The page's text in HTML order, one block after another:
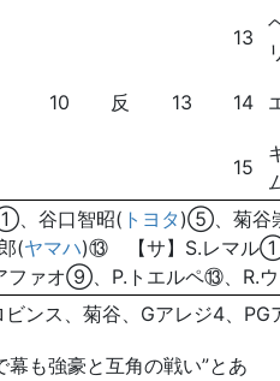
13
10 反 13 14
15
、谷口智昭( トヨタ)⑤、菊谷
(ヤマハ)⑬ 【サ】S.レマル①
ァオ⑨、P.トエルペ⑬、R.
ンス、菊谷、Gアレジ4、PG
も強豪と互角の戦い”とあ